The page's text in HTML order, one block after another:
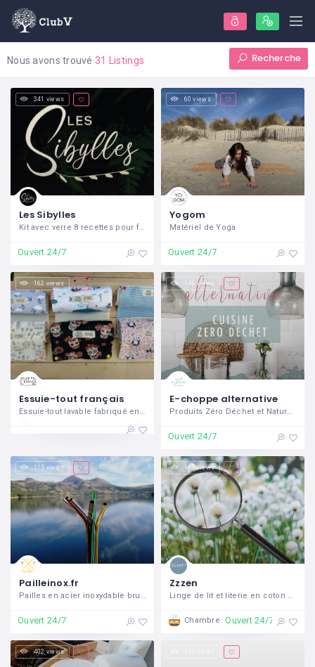
Nous avons trouvé31 Listings Recherche
341 views
Les Sibylles
Kit avec verre 8 recettes pour fabriquer ses produits ménagers 100% naturels
Ouvert 24/7
60 views
Yogom
Matériel de Yoga
Ouvert 24/7
162 views
Essuie-tout français
Essuie-tout lavable fabriqué en France
146 views
E-choppe alternative
Produits Zéro Déchet et Naturels
Ouvert 24/7
115 views
Pailleinox.fr
Pailles en acier inoxydable brut ou de couleur, plusieurs tailles et plusieurs diamètres et rasoir de sureté à ouverture papillon en laiton chromé
Ouvert 24/7
163 views
Zzzen
Linge de lit et literie en coton bio équitable de luxe
Chambre Ouvert 24/7
402 views